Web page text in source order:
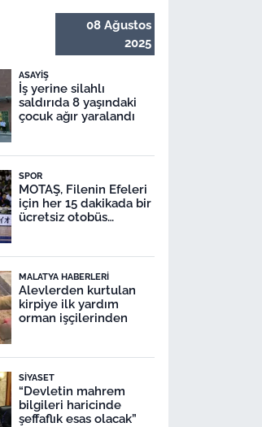
08 Ağustos
2025
ASAYIŞ
İş yerine silahlı
saldırıda 8 yaşındaki
çocuk ağır yaralandı
SPOR
MOTAŞ, Filenin Efeleri
için her 15 dakikada bir
ücretsiz otobüs
MALATYA HABERLERI
Alevlerden kurtulan
kirpiye ilk yardım
orman işçilerinden
SIYASET
“Devletin mahrem
bilgileri haricinde
şeffaflık esas olacak”